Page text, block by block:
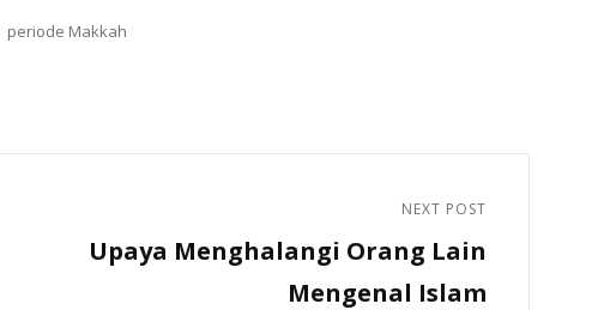
periode Makkah
NEXT POST
Upaya Menghalangi Orang Lain
Mengenal Islam